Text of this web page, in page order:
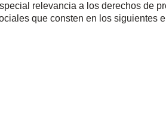
relevancia a los derechos de
que consten en los siguientes